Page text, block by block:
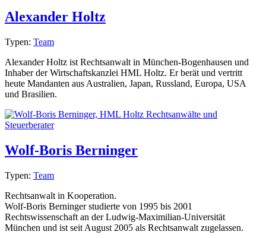
Alexander Holtz
Typen: Team
Alexander Holtz ist Rechtsanwalt in München-Bogenhausen und
Inhaber der Wirtschaftskanzlei HML Holtz. Er berät und vertritt
heute Mandanten aus Australien, Japan, Russland, Europa, USA
und Brasilien.
Wolf-Boris Berninger
Typen: Team
Rechtsanwalt in Kooperation.
Wolf-Boris Berninger studierte von 1995 bis 2001
Rechtswissenschaft an der Ludwig-Maximilian-Universität
München und ist seit August 2005 als Rechtsanwalt zugelassen.